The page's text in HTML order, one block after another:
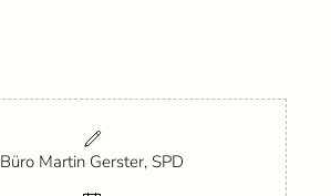
Büro Martin Gerster, SPD